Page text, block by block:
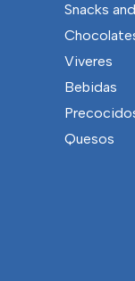
Snacks
Viveres
Bebidas
Quesos